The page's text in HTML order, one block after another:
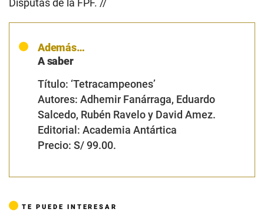
Disputas de la FPF. //
Además…
A saber
Título: ‘Tetracampeones’
Autores: Adhemir Fanárraga, Eduardo
Salcedo, Rubén Ravelo y David Amez.
Editorial: Academia Antártica
Precio: S/ 99.00.
TE PUEDE INTERESAR